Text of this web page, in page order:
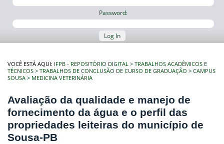
Password:
Log In
VOCÊ ESTÁ AQUI: IFPB - REPOSITÓRIO DIGITAL
TRABALHOS ACADÊMICOS E
TÉCNICOS
TRABALHOS DE CONCLUSÃO DE CURSO DE GRADUAÇÃO
CAMPUS
SOUSA
MEDICINA VETERINÁRIA
Avaliação da qualidade e manejo de
fornecimento da água e o perfil das
propriedades leiteiras do município de
Sousa-PB